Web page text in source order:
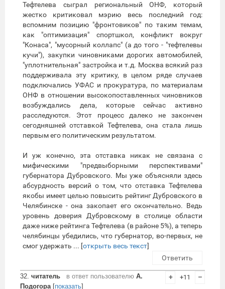
Тефтелева сыграл региональный ОНФ, который
жестко критиковал мэрию весь последний год:
вспомним позицию "фронтовиков" по таким темам,
как "оптимизация" спортшкол, конфликт вокруг
"Конаса", "мусорный коллапс" (а до того - "тефтелевы
кучи"), закупки чиновниками дорогих автомобилей,
"уплотнительная" застройка и т.д. Москва всякий раз
поддерживала эту критику, в целом ряде случаев
подключались УФАС и прокуратура, по материалам
ОНФ в отношении высокопоставленных чиновников
возбуждались дела, которые сейчас активно
расследуются. Этот процесс далеко не закончен
сегодняшней отставкой Тефтелева, она стала лишь
первым его политическим результатом.
И уж конечно, эта отставка никак не связана с
мифическими "предвыборными перспективами"
губернатора Дубровского. Мы уже объясняли здесь
абсурдность версий о том, что отставка Тефтелева
якобы имеет целью повысить рейтинг Дубровского в
Челябинске - она закопает его окончательно. Ведь
уровень доверия Дубровскому в столице области
даже ниже рейтинга Тефтелева (в районе 5%), а теперь
челябинцы убедились, что губернатор, во-первых, не
смог удержать ... [открыть весь текст]
Ответить
32. читатель в ответ пользователю А.
Подогора[показать]
+ +11 –